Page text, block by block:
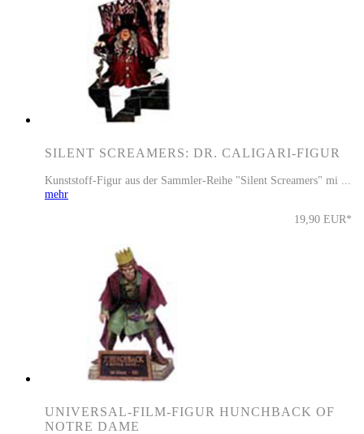
SILENT SCREAMERS: DR. CALIGARI-FIGUR
Kunststoff-Figur aus der Sammler-Reihe "Silent Screamers" mi ...
mehr
19,90 EUR*
UNIVERSAL-FILM-FIGUR HUNCHBACK OF
NOTRE DAME